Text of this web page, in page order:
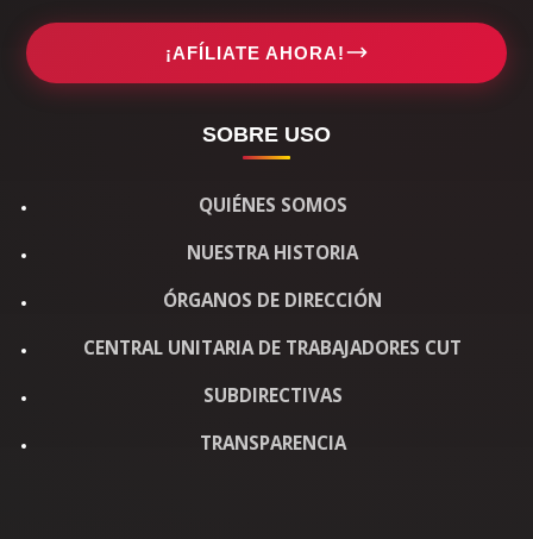
¡AFÍLIATE AHORA!
SOBRE USO
QUIÉNES SOMOS
NUESTRA HISTORIA
ÓRGANOS DE DIRECCIÓN
CENTRAL UNITARIA DE TRABAJADORES CUT
SUBDIRECTIVAS
TRANSPARENCIA